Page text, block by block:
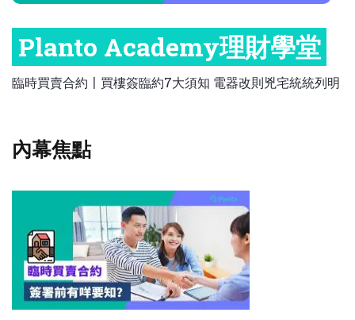
定期存款
比較定存利率
信用卡
比較各種最優惠信用卡
手機App與理財資訊
企業服務
職場理財
跨境理財
中小企與創業
Planto Academy理財學堂
臨時買賣合約〡買樓簽臨約7大須知 電器改則兇宅統統列明
內幕焦點